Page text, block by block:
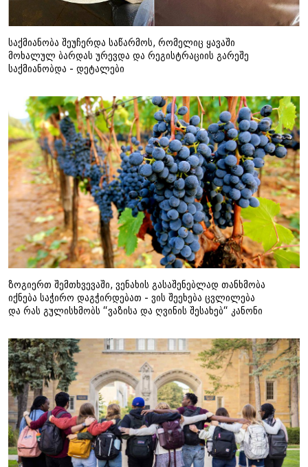
საქმიანობა შეუჩერდა საწარმოს, რომელიც ყავაში
მოხალულ ბარდას ურევდა და რეგისტრაციის გარეშე
საქმიანობდა - დეტალები
ზოგიერთ შემთხვევაში, ვენახის გასაშენებლად თანხმობა
იქნება საჭირო დაგჭირდებათ - ვის შეეხება ცვლილება
და რას გულისხმობს “ვაზისა და ღვინის შესახებ“ კანონი